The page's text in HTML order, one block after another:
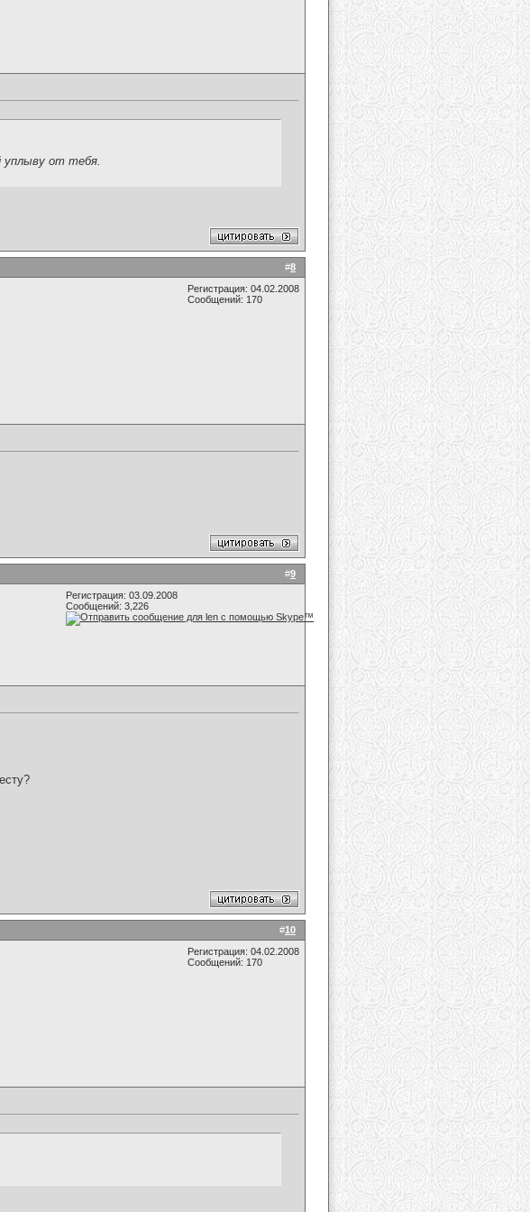
от тебя.
#8
Регистрация: 04.02.2008
Сообщений: 170
#9
Регистрация: 03.09.2008
Сообщений: 3,226
#10
Регистрация: 04.02.2008
Сообщений: 170